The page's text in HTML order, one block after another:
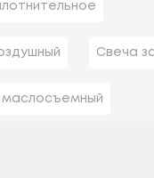
Свеча
маслосъемный